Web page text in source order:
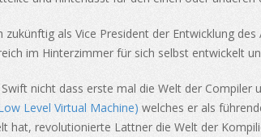
zukünftig als Vice President der Entwicklung
im Hinterzimmer für sich selbst entwickelt
nicht dass erste mal die Welt der
Level Virtual Machine) welches er als
hat, revolutionierte Lattner die Welt der